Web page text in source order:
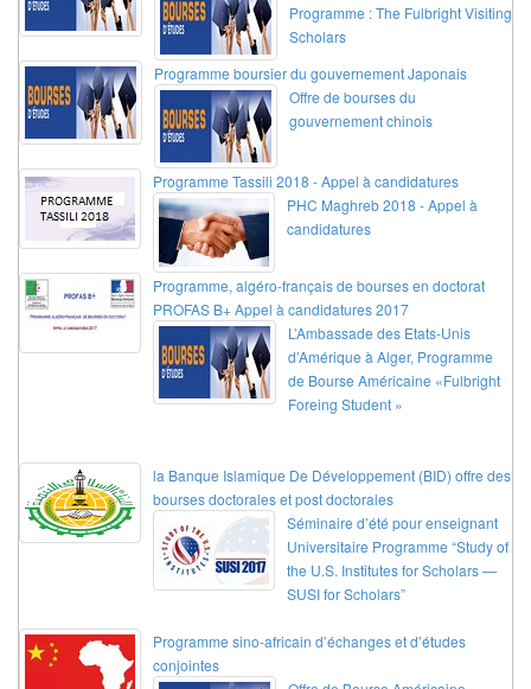
Programme : The Fulbright Visiting
Scholars
Programme boursier du gouvernement Japonais
Offre de bourses du
gouvernement chinois
Programme Tassili 2018 - Appel à candidatures
PHC Maghreb 2018 - Appel à
candidatures
Programme, algéro-français de bourses en doctorat
PROFAS B+ Appel à candidatures 2017
L’Ambassade des Etats-Unis
d’Amérique à Alger, Programme
de Bourse Américaine «Fulbright
Foreing Student »
la Banque Islamique De Développement (BID) offre des
bourses doctorales et post doctorales
Séminaire d’été pour enseignant
Universitaire Programme “Study of
the U.S. Institutes for Scholars —
SUSI for Scholars”
Programme sino-africain d’échanges et d’études
conjointes